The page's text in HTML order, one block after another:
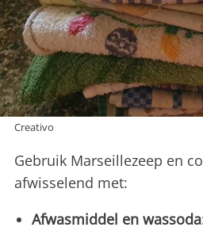
Creativo
Gebruik Marseillezeep en
afwisselend met:
Afwasmiddel en wassoda